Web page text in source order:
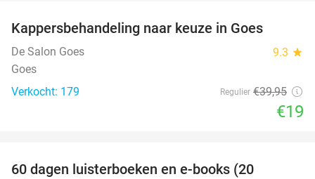
Kappersbehandeling naar keuze in Goes
De Salon Goes 9.3 star
Goes
Verkocht: 179
Regulier €39,95
€19
60 dagen luisterboeken en e-books (20